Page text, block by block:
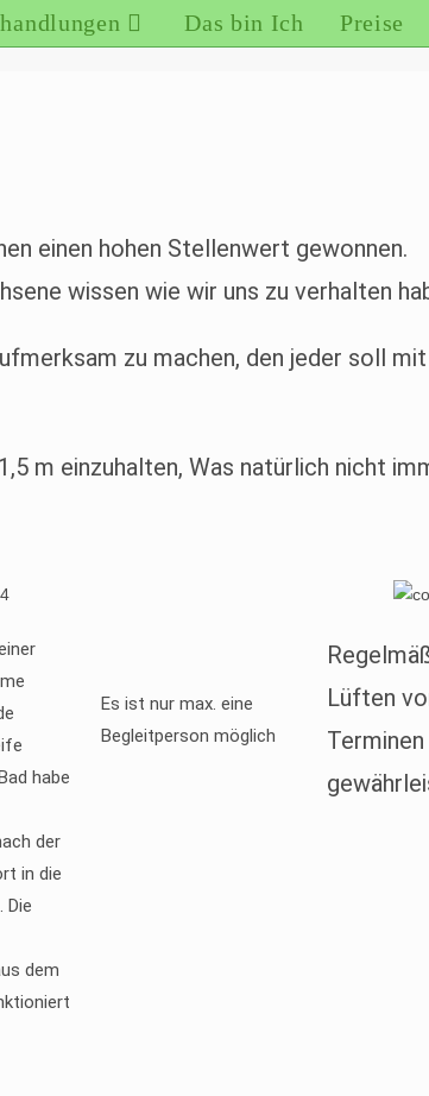
Das bin Ich Preise
einen hohen Stellenwert gewonnen.
wissen wie wir uns zu verhalten
zu machen, den jeder soll
m einzuhalten, Was natürlich nicht
habe
der
in die
Die
dem
Es ist nur max. eine
Begleitperson möglich
Lüften